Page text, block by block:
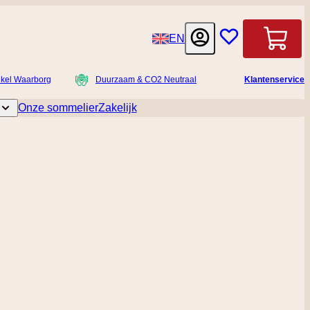
TaalEN
Waarborg Duurzaam & CO2 Neutraal Klantenservice
submenu for Accessoires
Onze sommelierZakelijk